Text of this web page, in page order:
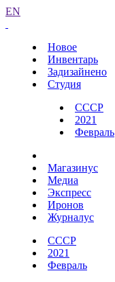
EN
Новое
Инвентарь
Задизайнено
Студия
СССР
2021
Февраль
Магазинус
Медиа
Экспресс
Иронов
Журналус
СССР
2021
Февраль